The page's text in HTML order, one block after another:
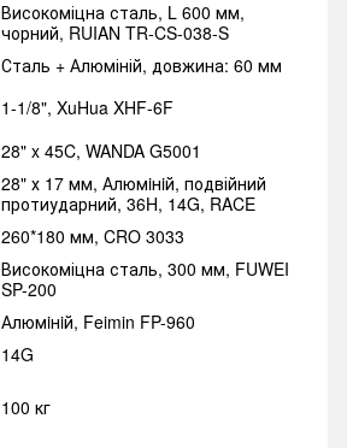
Високоміцна сталь, L 600 мм,
чорний, RUIAN TR-CS-038-S
Сталь + Алюміній, довжина: 60 мм
1-1/8", XuHua XHF-6F
28" x 45C, WANDA G5001
28" х 17 мм, Алюмiнiй, подвійний
протиударний, 36H, 14G, RACE
260*180 мм, CRO 3033
Високоміцна сталь, 300 мм, FUWEI
SP-200
Алюмiнiй, Feimin FP-960
14G
100 кг